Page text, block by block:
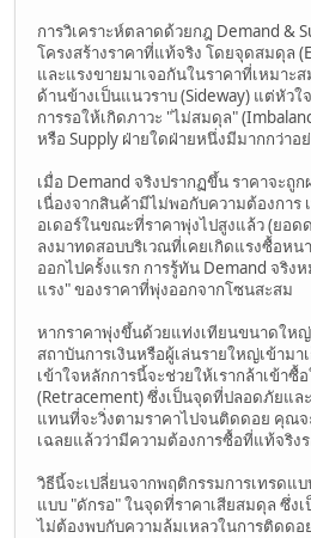
การวิเคราะห์ตลาดด้วยกฎ Demand &
โครงสร้างราคาที่แท้จริง โดยจุดสมดุล
และแรงขายมาเจอกันในราคาที่เหมาะ
ด้านข้างเป็นแนวราบ (Sideway) แต่หัว
การรอให้เกิดภาวะ "ไม่สมดุล"
หรือ Supply ฝ่ายใดฝ่ายหนึ่งมีมากกว่าอ
เมื่อ Demand จริงปรากฏขึ้น ราคาจะถู
เนื่องจากสินค้ามีไม่พอกับความต้องการ
อเดอร์ในขณะที่ราคาพุ่งไปสูงแล้ว (ยอด
ลงมาทดสอบบริเวณที่เคยเกิดแรงซื้อหน
ออกไปครั้งแรก การรู้ทัน Demand จริง
แรง" ของราคาที่พุ่งออกจากโซนสะสม
หากราคาพุ่งขึ้นด้วยแท่งเทียนขนาดใหญ่
สถาบันการเงินหรือผู้เล่นรายใหญ่เข้ามา
เข้าใจหลักการนี้จะช่วยให้เรากล้าเข้า
(Retracement) ซึ่งเป็นจุดที่ปลอดภัยแล
แทนที่จะวิ่งตามราคาไปจนติดดอย คุณ
เฉลยแล้วว่ามีความต้องการซื้อที่แท้จริง
วิธีนี้จะเปลี่ยนจากพฤติกรรมการเทรดแบ
แบบ "ดักรอ" ในจุดที่ราคาเสียสมดุล ซึ่
ไม่ต้องพบกับความล้มเหลวในการติดดอ